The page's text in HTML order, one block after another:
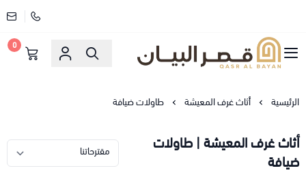
قصر البيان للمفارش والاثاث
0
الرئيسية أثاث غرف المعيشة طاولات ضيافة
أثاث غرف المعيشة | طاولات
ضيافة